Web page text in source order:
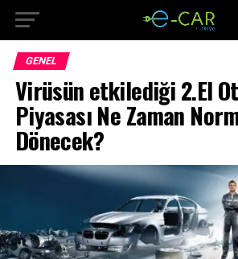
GENEL
Virüsün etkilediği 2.El
Piyasası Ne Zaman
Dönecek?